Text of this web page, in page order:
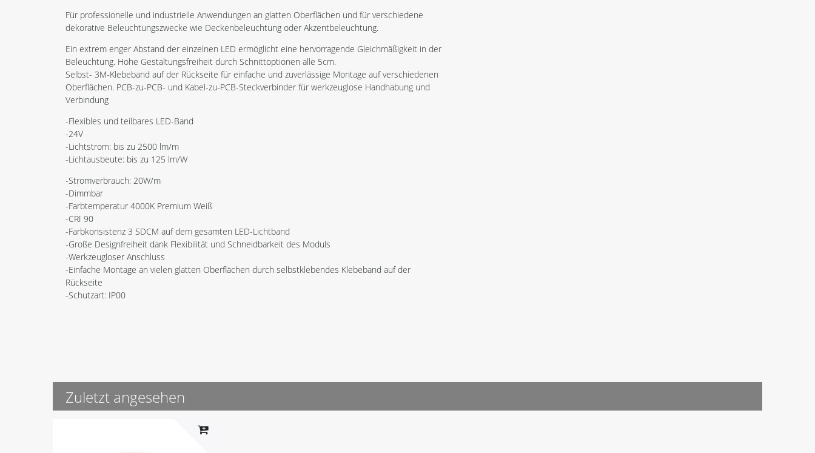
Für professionelle und industrielle Anwendungen an glatten Oberflächen und für verschiedene
dekorative Beleuchtungszwecke wie Deckenbeleuchtung oder Akzentbeleuchtung.
Ein extrem enger Abstand der einzelnen LED ermöglicht eine hervorragende Gleichmäßigkeit in der
Beleuchtung. Hohe Gestaltungsfreiheit durch Schnittoptionen alle 5cm.
Selbst- 3M-Klebeband auf der Rückseite für einfache und zuverlässige Montage auf verschiedenen
Oberflächen. PCB-zu-PCB- und Kabel-zu-PCB-Steckverbinder für werkzeuglose Handhabung und
Verbindung
-Flexibles und teilbares LED-Band
-24V
-Lichtstrom: bis zu 2500 lm/m
-Lichtausbeute: bis zu 125 lm/W
-Stromverbrauch: 20W/m
-Dimmbar
-Farbtemperatur 4000K Premium Weiß
-CRI 90
-Farbkonsistenz 3 SDCM auf dem gesamten LED-Lichtband
-Große Designfreiheit dank Flexibilität und Schneidbarkeit des Moduls
-Werkzeugloser Anschluss
-Einfache Montage an vielen glatten Oberflächen durch selbstklebendes Klebeband auf der
Rückseite
-Schutzart: IP00
Zuletzt angesehen